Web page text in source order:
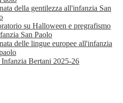
della gentilezza all'infanzia San
su Halloween e pregrafismo
San Paolo
delle lingue europee all'infanzia
Infanzia Bertani 2025-26